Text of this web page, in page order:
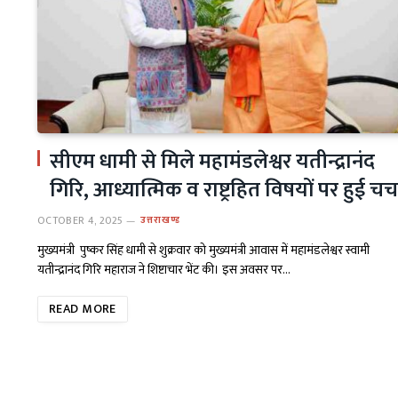
सीएम धामी से मिले महामंडलेश्वर यतीन्द्रानंद
गिरि, आध्यात्मिक व राष्ट्रहित विषयों पर हुई
OCTOBER 4, 2025 उत्तराखण्ड
मुख्यमंत्री पुष्कर सिंह धामी से शुक्रवार को मुख्यमंत्री आवास में महामंडलेश्वर स्वामी
यतीन्द्रानंद गिरि महाराज ने शिष्टाचार भेंट की। इस अवसर पर…
READ MORE